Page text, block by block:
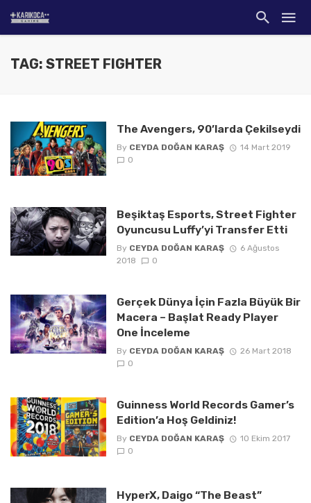
TAG: STREET FIGHTER
The Avengers, 90’larda Çekilseydi
By CEYDA DOĞAN KARAŞ
14 Mart 2019
0
Beşiktaş Esports, Street Fighter
Oyuncusu Luffy’yi Transfer Etti
By CEYDA DOĞAN KARAŞ
6 Ağustos
2018
0
Gerçek Dünya İçin Fazla Büyük Bir
Macera – Başlat Ready Player
One İnceleme
By CEYDA DOĞAN KARAŞ
26 Mart 2018
0
Guinness World Records Gamer’s
Edition’a Hoş Geldiniz!
By CEYDA DOĞAN KARAŞ
10 Ekim 2017
0
HyperX, Daigo “The Beast”